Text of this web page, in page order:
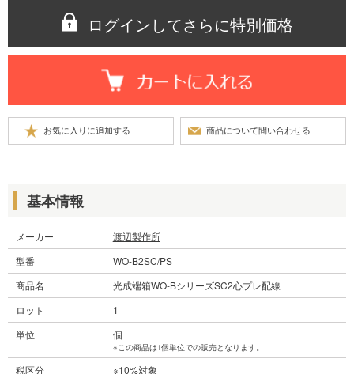
ログインしてさらに特別価格
基本情報
メーカー
渡辺製作所
型番
WO-B2SC/PS
商品名
光成端箱WO-BシリーズSC2心プレ配線
ロット
1
単位
個
※この商品は1個単位での販売となります。
税区分
※10%対象